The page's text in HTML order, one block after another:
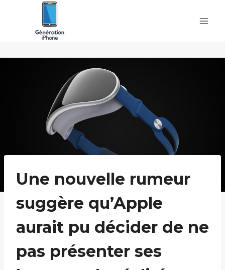
Une nouvelle rumeur
suggère qu’Apple
aurait pu décider de ne
pas présenter ses